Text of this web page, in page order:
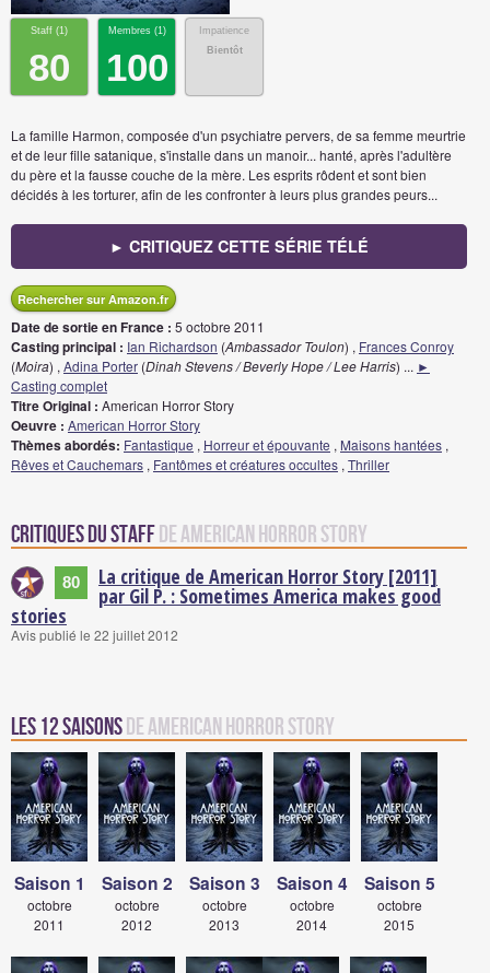
Staff (1)
80
Membres (1)
100
Impatience
Bientôt
La famille Harmon, composée d'un psychiatre pervers, de sa femme meurtrie
et de leur fille satanique, s'installe dans un manoir... hanté, après l'adultère
du père et la fausse couche de la mère. Les esprits rôdent et sont bien
décidés à les torturer, afin de les confronter à leurs plus grandes peurs...
► CRITIQUEZ CETTE SÉRIE TÉLÉ
Rechercher sur Amazon.fr
Date de sortie en France : 5 octobre 2011
Casting principal : Ian Richardson (Ambassador Toulon) , Frances Conroy
(Moira) , Adina Porter (Dinah Stevens / Beverly Hope / Lee Harris) ... ►
Casting complet
Titre Original : American Horror Story
Oeuvre : American Horror Story
Thèmes abordés: Fantastique , Horreur et épouvante , Maisons hantées ,
Rêves et Cauchemars , Fantômes et créatures occultes , Thriller
Critiques du staffde American Horror Story
80 La critique de American Horror Story [2011]
par Gil P. : Sometimes America makes good
stories
Avis publié le 22 juillet 2012
Les 12 saisonsde American Horror Story
Saison 1
octobre
2011
Saison 2
octobre
2012
Saison 3
octobre
2013
Saison 4
octobre
2014
Saison 5
octobre
2015